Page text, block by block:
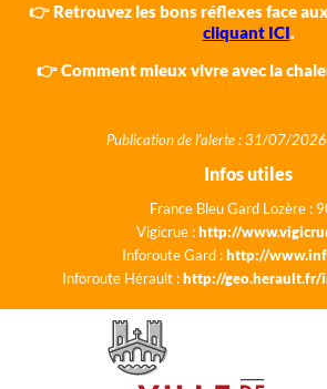
👉 Retrouvez les bons réflexes face
cliquant ICI.
👉 Comment mieux vivre avec la
Publication de l'alerte : 31/07/
Infos utiles
France Bleu Gard Lozère :
Vigicrue :http://
Inforoute Gard :http://
Inforoute Hérault :http://